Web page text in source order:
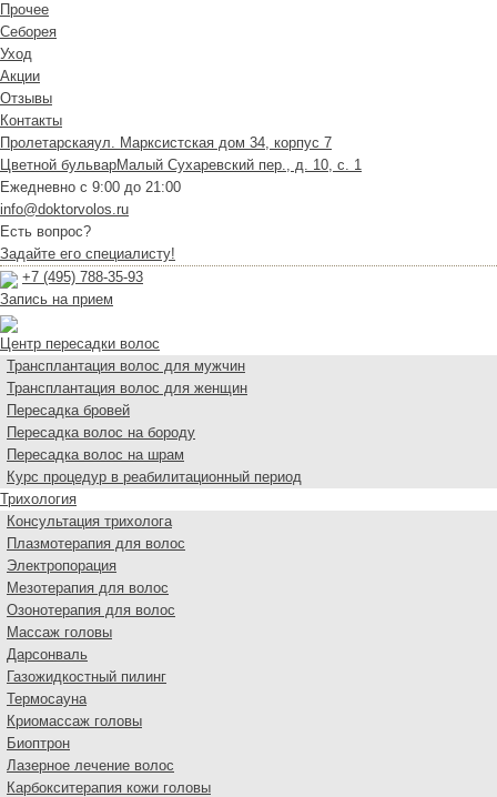
Прочее
Себорея
Уход
Акции
Отзывы
Контакты
Пролетарскаяул. Марксистская дом 34, корпус 7
Цветной бульварМалый Сухаревский пер., д. 10, с. 1
Ежедневно с 9:00 до 21:00
info@doktorvolos.ru
Есть вопрос?
Задайте его специалисту!
+7 (495) 788-35-93
Запись на прием
Центр пересадки волос
Трансплантация волос для мужчин
Трансплантация волос для женщин
Пересадка бровей
Пересадка волос на бороду
Пересадка волос на шрам
Курс процедур в реабилитационный период
Трихология
Консультация трихолога
Плазмотерапия для волос
Электропорация
Мезотерапия для волос
Озонотерапия для волос
Массаж головы
Дарсонваль
Газожидкостный пилинг
Термосауна
Криомассаж головы
Биоптрон
Лазерное лечение волос
Карбокситерапия кожи головы